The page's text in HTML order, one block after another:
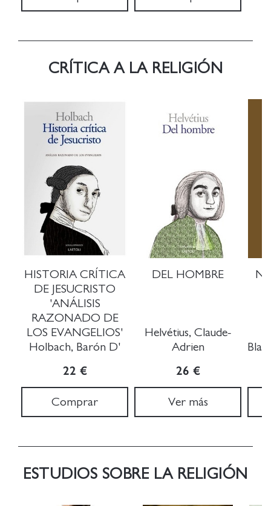
CRÍTICA A LA RELIGIÓN
HISTORIA CRÍTICA
DE JESUCRISTO
'ANÁLISIS
RAZONADO DE
LOS EVANGELIOS'
Holbach, Barón D'
22 €
Comprar
DEL HOMBRE
Helvétius, Claude-
Adrien
26 €
Ver más
NI
ESTUDIOS SOBRE LA RELIGIÓN